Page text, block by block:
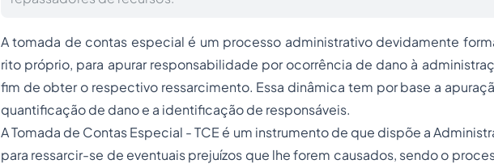
A tomada de contas especial é um processo administrativo devidamente
rito próprio, para apurar responsabilidade por ocorrência de dano à
fim de obter o respectivo ressarcimento. Essa dinâmica tem por base a
quantificação de dano e a identificação de responsáveis.
A Tomada de Contas Especial - TCE é um instrumento de que dispõe a
para ressarcir-se de eventuais prejuízos que lhe forem causados, sendo o